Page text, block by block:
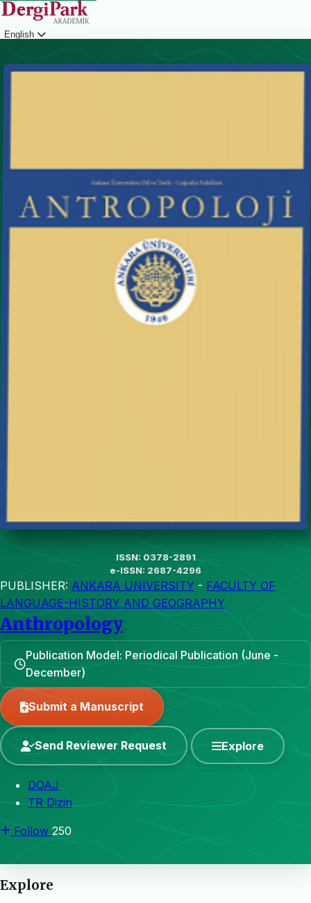
English
ISSN: 0378-2891
e-ISSN: 2687-4296
PUBLISHER: ANKARA UNIVERSITY - FACULTY OF
LANGUAGE-HISTORY AND GEOGRAPHY
Anthropology
Publication Model: Periodical Publication (June -
December)
Submit a Manuscript
Send Reviewer Request Explore
DOAJ
TR Dizin
Follow 250
Explore